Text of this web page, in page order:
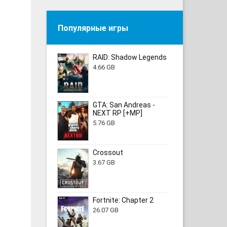
Популярные игры
RAID: Shadow Legends
4.66 GB
GTA: San Andreas -
NEXT RP [+MP]
5.76 GB
Crossout
3.67 GB
Fortnite: Chapter 2
26.07 GB